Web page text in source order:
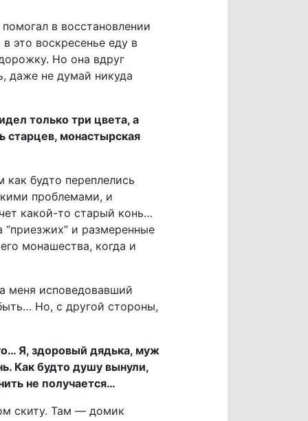
в восстановлении
это воскресенье еду в
Но она вдруг
даже не думай никуда
только три цвета, а
старцев, монастырская
как будто переплелись
проблемами, и
какой-то старый конь…
и размеренные
монашества, когда и
меня исповедовавший
Но, с другой стороны,
Я, здоровый дядька, муж
Как будто душу вынули,
не получается…
скиту. Там — домик